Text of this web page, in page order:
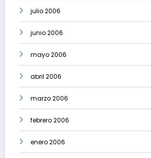
julio 2006
junio 2006
mayo 2006
abril 2006
marzo 2006
febrero 2006
enero 2006